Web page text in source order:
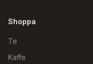
Shoppa
Te
Kaffe